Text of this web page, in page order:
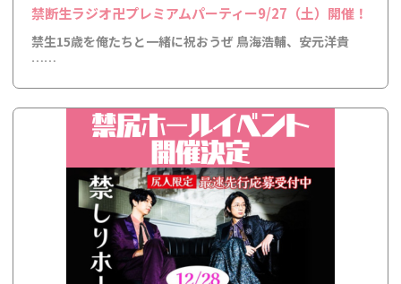
禁断生ラジオ卍プレミアムパーティー9/27（土）開催！
禁生15歳を俺たちと一緒に祝おうぜ 鳥海浩輔、安元洋貴
……